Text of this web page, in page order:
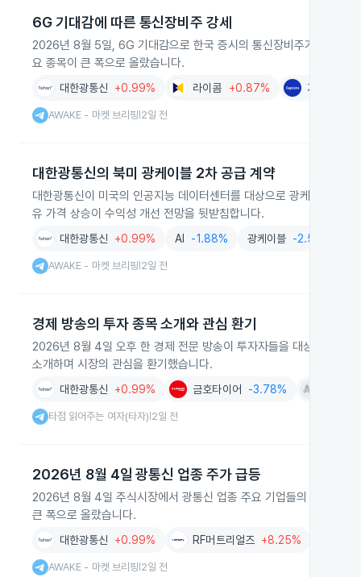
6G 기대감에 따른 통신장비주 강세
2026년 8월 5일, 6G 기대감으로 한국 증시의 통신장비주가 전반적
요 종목이 큰 폭으로 올랐습니다.
대한광통신 +0.99% 라이콤 +0.87% 기가레인
AWAKE - 마켓 브리핑 2일 전
대한광통신의 북미 광케이블 2차 공급 계약
대한광통신이 미국의 인공지능 데이터센터를 대상으로 광케이블 2
유 가격 상승이 수익성 개선 전망을 뒷받침합니다.
대한광통신 +0.99% AI -1.88% 광케이블 -2.54%
AWAKE - 마켓 브리핑 2일 전
경제 방송의 투자 종목 소개와 관심 환기
2026년 8월 4일 오후 한 경제 전문 방송이 투자자들을 대상으로 티
소개하며 시장의 관심을 환기했습니다.
대한광통신 +0.99% 금호타이어 -3.78%
타점 읽어주는 여자(타자) 2일 전
2026년 8월 4일 광통신 업종 주가 급등
2026년 8월 4일 주식시장에서 광통신 업종 주요 기업들의 주가가
큰 폭으로 올랐습니다.
대한광통신 +0.99% RF머트리얼즈 +8.25%
AWAKE - 마켓 브리핑 2일 전